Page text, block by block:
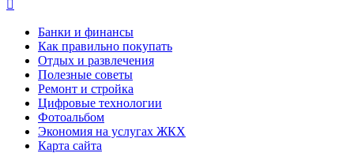
Банки и финансы
Как правильно покупать
Отдых и развлечения
Полезные советы
Ремонт и стройка
Цифровые технологии
Фотоальбом
Экономия на услугах ЖКХ
Карта сайта